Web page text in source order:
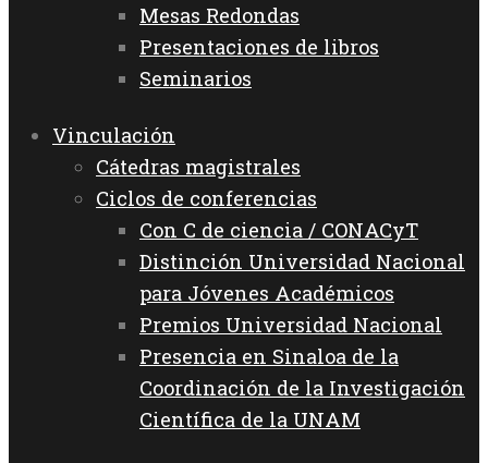
Mesas Redondas
Presentaciones de libros
Seminarios
Vinculación
Cátedras magistrales
Ciclos de conferencias
Con C de ciencia / CONACyT
Distinción Universidad Nacional
para Jóvenes Académicos
Premios Universidad Nacional
Presencia en Sinaloa de la
Coordinación de la Investigación
Científica de la UNAM